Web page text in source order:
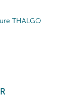
THALGO